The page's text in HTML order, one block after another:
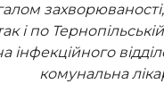
і по
інфекційного
комунальна